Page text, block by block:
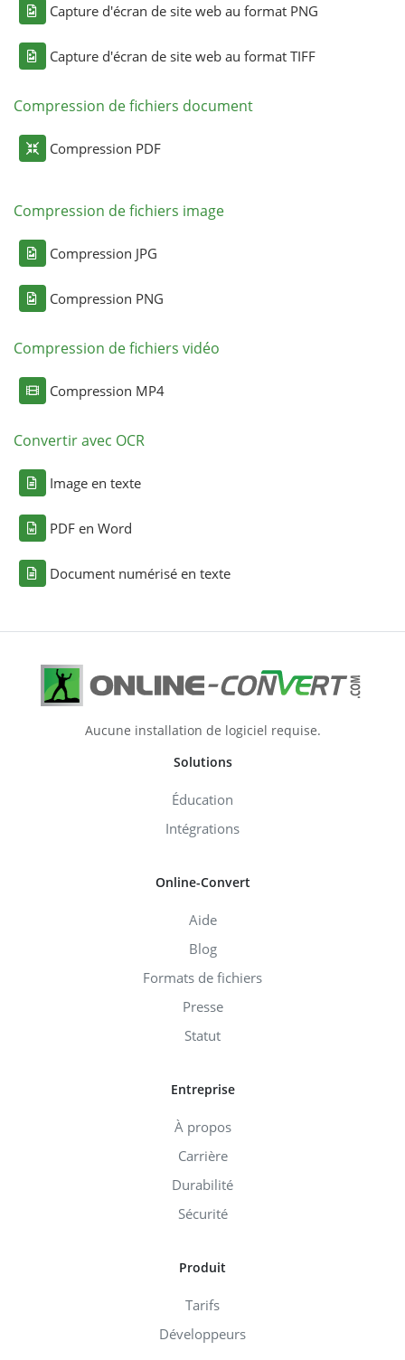
Capture d'écran de site web au format PNG
Capture d'écran de site web au format TIFF
Compression de fichiers document
Compression PDF
Compression de fichiers image
Compression JPG
Compression PNG
Compression de fichiers vidéo
Compression MP4
Convertir avec OCR
Image en texte
PDF en Word
Document numérisé en texte
Aucune installation de logiciel requise.
Solutions
Éducation
Intégrations
Online-Convert
Aide
Blog
Formats de fichiers
Presse
Statut
Entreprise
À propos
Carrière
Durabilité
Sécurité
Produit
Tarifs
Développeurs